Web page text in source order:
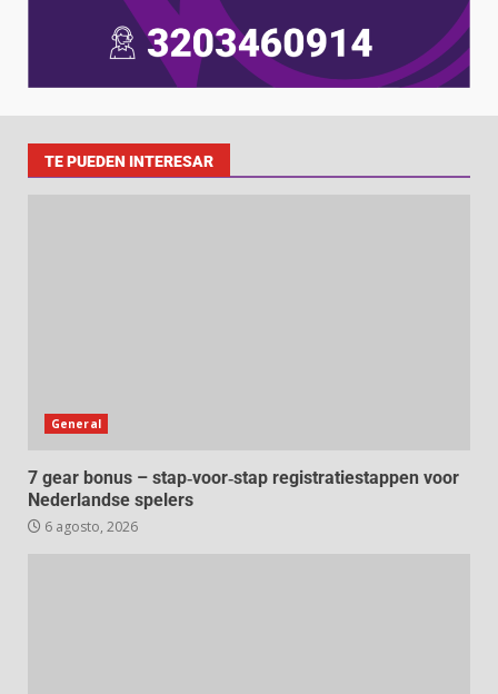
TE PUEDEN INTERESAR
General
7 gear bonus – stap‑voor‑stap registratiestappen voor
Nederlandse spelers
6 agosto, 2026